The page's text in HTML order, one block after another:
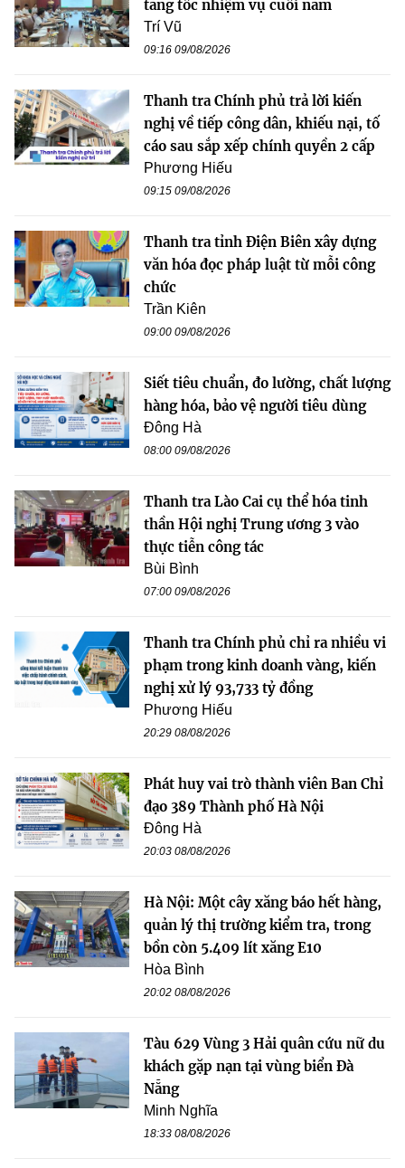
tăng tốc nhiệm vụ cuối năm
Trí Vũ
09:16 09/08/2026
Thanh tra Chính phủ trả lời kiến
nghị về tiếp công dân, khiếu nại, tố
cáo sau sắp xếp chính quyền 2 cấp
Phương Hiếu
09:15 09/08/2026
Thanh tra tỉnh Điện Biên xây dựng
văn hóa đọc pháp luật từ mỗi công
chức
Trần Kiên
09:00 09/08/2026
Siết tiêu chuẩn, đo lường, chất lượng
hàng hóa, bảo vệ người tiêu dùng
Đông Hà
08:00 09/08/2026
Thanh tra Lào Cai cụ thể hóa tinh
thần Hội nghị Trung ương 3 vào
thực tiễn công tác
Bùi Bình
07:00 09/08/2026
Thanh tra Chính phủ chỉ ra nhiều vi
phạm trong kinh doanh vàng, kiến
nghị xử lý 93,733 tỷ đồng
Phương Hiếu
20:29 08/08/2026
Phát huy vai trò thành viên Ban Chỉ
đạo 389 Thành phố Hà Nội
Đông Hà
20:03 08/08/2026
Hà Nội: Một cây xăng báo hết hàng,
quản lý thị trường kiểm tra, trong
bồn còn 5.409 lít xăng E10
Hòa Bình
20:02 08/08/2026
Tàu 629 Vùng 3 Hải quân cứu nữ du
khách gặp nạn tại vùng biển Đà
Nẵng
Minh Nghĩa
18:33 08/08/2026